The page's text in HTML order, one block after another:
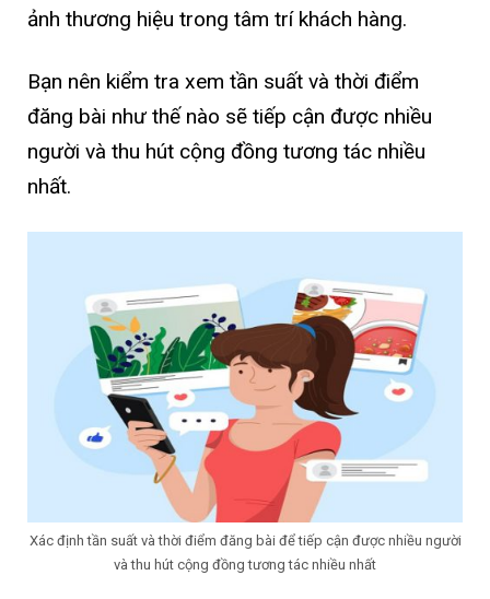
ảnh thương hiệu trong tâm trí khách hàng.
Bạn nên kiểm tra xem tần suất và thời điểm
đăng bài như thế nào sẽ tiếp cận được nhiều
người và thu hút cộng đồng tương tác nhiều
nhất.
Xác định tần suất và thời điểm đăng bài để tiếp cận được nhiều người
và thu hút cộng đồng tương tác nhiều nhất